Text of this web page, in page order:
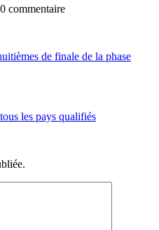
0 commentaire
de finale de la phase
les pays qualifiés